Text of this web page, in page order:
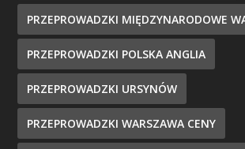
PRZEPROWADZKI MIĘDZYNARODOWE
PRZEPROWADZKI POLSKA ANGLIA
PRZEPROWADZKI URSYNÓW
PRZEPROWADZKI WARSZAWA CENY